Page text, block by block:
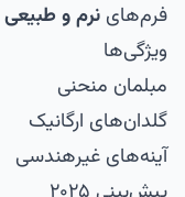
فرم‌های نرم و طبیعی
ویژگی‌ها
مبلمان منحنی
گلدان‌های ارگانیک
آینه‌های غیرهندسی